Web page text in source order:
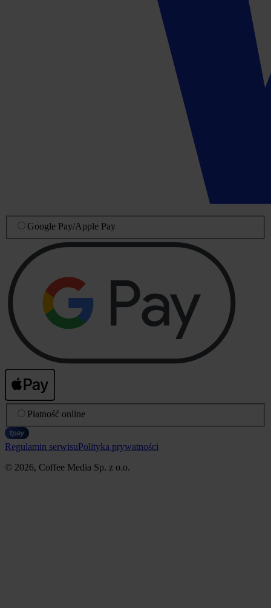
Google Pay/Apple Pay
Płatność online
Regulamin serwisuPolityka prywatności
© 2026, Coffee Media Sp. z o.o.